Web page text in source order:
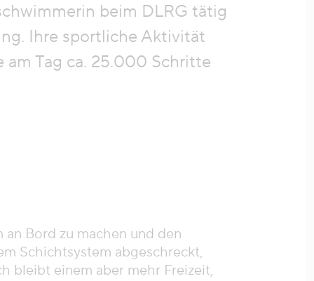
beim DLRG tätig
Ihre sportliche Aktivität
Tag ca. 25.000 Schritte
Bord zu machen und den
Schichtsystem abgeschreckt,
bleibt einem aber mehr Freizeit,